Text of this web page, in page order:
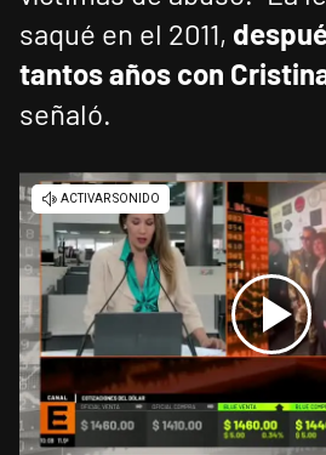
saqué en el 2011,
tantos años con
señaló.